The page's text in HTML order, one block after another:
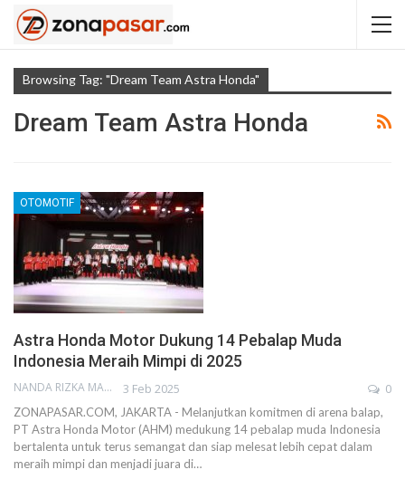
Browsing Tag: "Dream Team Astra Honda"
Dream Team Astra Honda
OTOMOTIF
Astra Honda Motor Dukung 14 Pebalap Muda
Indonesia Meraih Mimpi di 2025
NANDA RIZKA MAHENDRA 3 Feb 2025 0
ZONAPASAR.COM, JAKARTA - Melanjutkan komitmen di arena balap,
PT Astra Honda Motor (AHM) medukung 14 pebalap muda Indonesia
bertalenta untuk terus semangat dan siap melesat lebih cepat dalam
meraih mimpi dan menjadi juara di…